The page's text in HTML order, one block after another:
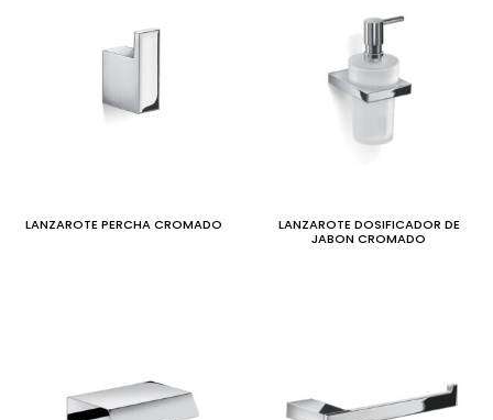
LANZAROTE PERCHA CROMADO
LANZAROTE DOSIFICADOR DE
JABON CROMADO